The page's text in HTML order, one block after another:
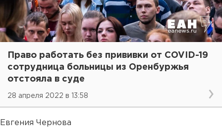
Право работать без прививки от COVID-19
сотрудница больницы из Оренбуржья
отстояла в суде
28 апреля 2022 в 13:58
Евгения Чернова